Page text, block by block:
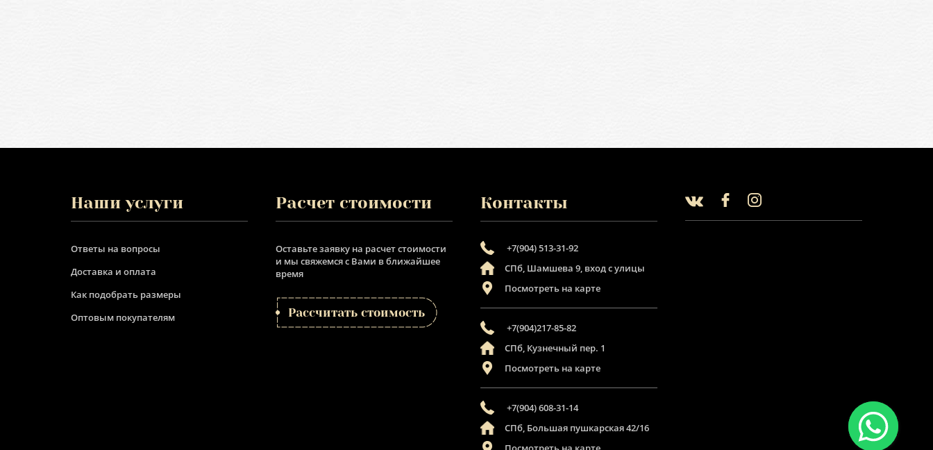
Наши услуги
Ответы на вопросы
Доставка и оплата
Как подобрать размеры
Оптовым покупателям
Расчет стоимости
Оставьте заявку на расчет стоимости
и мы свяжемся с Вами в ближайшее
время
Рассчитать стоимость
Контакты
+7(904) 513-31-92
СПб, Шамшева 9, вход с улицы
Посмотреть на карте
+7(904)217-85-82
СПб, Кузнечный пер. 1
Посмотреть на карте
+7(904) 608-31-14
СПб, Большая пушкарская 42/16